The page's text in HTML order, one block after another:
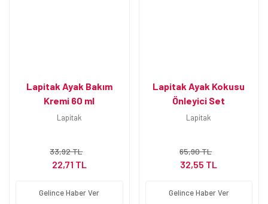
Lapitak Ayak Bakım
Kremi 60 ml
Lapitak
33,92 TL
22,71 TL
Gelince Haber Ver
Lapitak Ayak Kokusu
Önleyici Set
Lapitak
65,90 TL
32,55 TL
Gelince Haber Ver